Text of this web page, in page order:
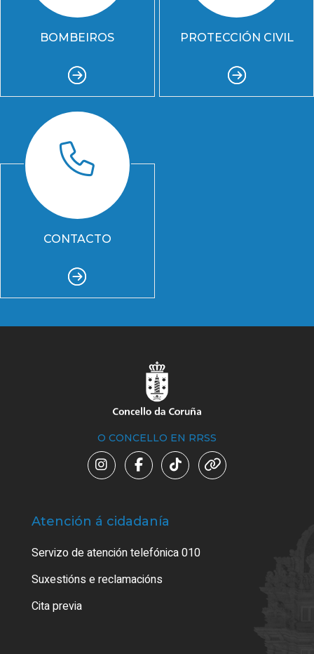
BOMBEIROS PROTECCIÓN CIVIL
CONTACTO
O CONCELLO EN RRSS
Atención á cidadanía
Servizo de atención telefónica 010
Suxestións e reclamacións
Cita previa